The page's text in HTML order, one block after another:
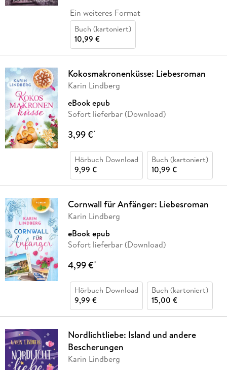
Ein weiteres Format
Buch (kartoniert)
10,99 €
Kokosmakronenküsse: Liebesroman
Karin Lindberg
eBook epub
Sofort lieferbar (Download)
3,99 €*
Hörbuch Download
9,99 €
Buch (kartoniert)
10,99 €
Cornwall für Anfänger: Liebesroman
Karin Lindberg
eBook epub
Sofort lieferbar (Download)
4,99 €*
Hörbuch Download
9,99 €
Buch (kartoniert)
15,00 €
Nordlichtliebe: Island und andere
Bescherungen
Karin Lindberg